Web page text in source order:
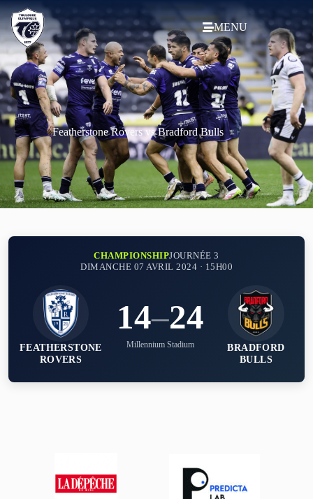
MENU
Featherstone Rovers vs Bradford Bulls
CHAMPIONSHIPJOURNÉE 3
DIMANCHE 07 AVRIL 2024 · 15H00
FEATHERSTONE
ROVERS
14–24
Millennium Stadium
BRADFORD
BULLS